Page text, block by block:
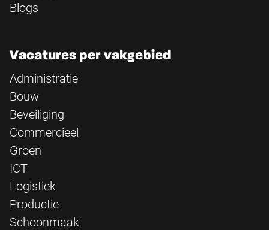
Blogs
Vacatures per vakgebied
Administratie
Bouw
Beveiliging
Commercieel
Groen
ICT
Logistiek
Productie
Schoonmaak